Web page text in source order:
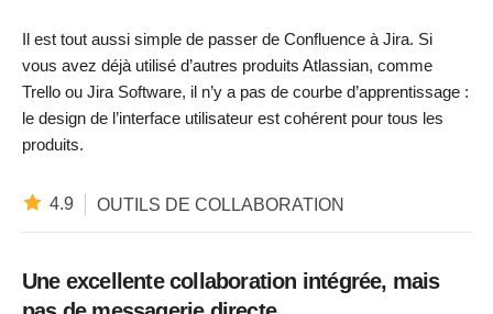
Il est tout aussi simple de passer de Confluence à Jira. Si
vous avez déjà utilisé d’autres produits Atlassian, comme
Trello ou Jira Software, il n’y a pas de courbe d’apprentissage :
le design de l’interface utilisateur est cohérent pour tous les
produits.
4.9 OUTILS DE COLLABORATION
Une excellente collaboration intégrée, mais